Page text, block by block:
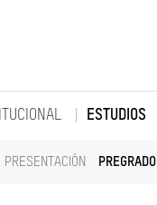
ESTUDIOS
PRESENTACIÓN PREGRADO